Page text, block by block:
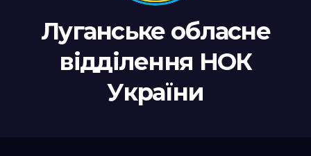
Луганське обласне
відділення НОК
України